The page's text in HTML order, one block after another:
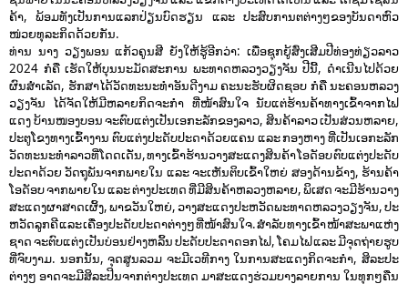
ຄ້າ, ພ້ອມ​ທັງ​ເປັນ​ການ​ແລກ​ປ່ຽນ​ບົດ​ຮຽ​ນ ແລະ ປະ​ສົບ​ການ​ຕຕ່າງໆຂອງ​ບັນ​ດາ​ຫົວ​
ໜ່ວຍ​ທຸ​ລະ​ກິດ​ດ້ວຍ​ກັນ.
ທ່ານ ນາງ ວຽງພອນ ແກ້ວຄູນສີ ຍັງໃຫ້ຮູ້ອີກວ່າ: ເພື່ອຊຸກຍູ້ສົ່ງເສີມປີທ່ອງທ່ຽວລາວ
2024 ກໍຄື ເຮັດໃຫ້ບຸນນະມັດສະການ ພະທາດຫລວງວຽງຈັນ ປີນີ້, ດຳເນີນໄປດ້ວຍ
ຜົນສຳເລັດ, ຮັກສາໄດ້ວັດທະນະທຳອັນດີງາມ ຄະ​ນະ​ຮັບ​ຜິດ​ຊອບ ກໍຄື ນະ​ຄອນ​ຫລວງ
ວຽງ​ຈັນ ​ໄດ້​ຈັດໃຫ້ມີ​ຫລາຍ​ກິດ​ຈະ​ກຳ ທີ່​​ໜ້າ​ສົນ​ໃຈ​ ນັບ​ແຕ່​ຮ້ານ​ຄ້າ​ທາງເຂົ້າ​​ຈາກ​ໄຟ​
ແດງ ບ້ານໜອງບອນ ຈະຕົບ​ແຕ່ງ​ເປັນ​ເອ​ກະ​ລັກ​ຂອງ​ລາວ, ສິນ​ຄ້າ​ລາວ ເປັນ​ສ່ວນ​ຫລາຍ,
ປະ​ຕູ​ໂຂງທາງ​ເຂົ້າງານ ຕົບ​ແຕ່ງ​ປະ​ດັບ​ປະດາ​ດ້ວຍ​ແຄນ ແລະ ກອງ​ຫາງ ທີ່​ເປັນ​ເອ​ກະ​ລັກ​
ວັດ​ທະ​ນະ​ທຳລາວທີ່​ໂດດ​ເດັ່ນ, ທາງ​ເຂົ້າຮ້ານວາງ​ສະ​ແດງ​ສິນ​ຄ້າ ໂອດັອບ ຕົບ​ແຕ່ງ​ປະ​ດັບ​
ປະ​ດາ​ດ້ວຍ ວັດ​ຖຸ​ພັນ​ຈາກພາຍ​ໃນ ແລະ ຈະ​ເຫັນ​ຕິບ​ເຂົ້າ​ໃຫຍ່ ສອງ​ດ້ານ​ຂ້າງ, ຮ້ານ​ຄ້າ​
ໂອດັອບ ​ຈາກ​ພາຍ​ໃນ ແລະ ຕ່າງ​ປະ​ເທດ ທີ່​ມີສິນ​ຄ້າ​ຫລວງ​ຫລາຍ, ພິ​ເສດ ຈະມີຮ້ານວາງ
ສະແດງຜາ​ສາດ​ເຜິ້ງ, ພາ​ຂວັນ​ໃຫຍ່, ວາງສະແດງປະຫວັດ​ພະ​ທາດ​ຫລວງວຽງ​ຈັນ, ປະ​
ຫວັດ​ລູກ​ຄີ ແລະ ເຄື່ອງ​ປະ​ດັບປະ​ດາຕ່າງໆ ທີ່​ໜ້າ​ສົນ​ໃຈ. ສຳລັບ ທາງ​ເຂົ້າ ໜ້າ​ສະ​ພາ​ແຫ່ງ​
ຊາດ ​ຈະ​ຕົບ​ແຕ່ງ ເປັນ​ບ່ອນ​ຢ່າງ​ຫລິ້ນ ປະ​ດັບ​ປະ​ດາ​ດອກ​ໄຟ, ໂຄມ​ໄຟ ແລະ ມີ​ຈຸດ​ຖ່າຍ​ຮູບ
ທີ່​ຈົບ​ງາມ. ນອກນັ້ນ, ຈຸດ​ສູນ​ລວມ ຈະມີ​ເວ​ທີ​ກາງ ໃນ​ການ​ສະ​ແດງ​ກິດ​ຈະ​ກຳ, ສິ​ລະ​ປະ
ຕ່າງໆ ອາດ​ຈະ​ມີ​ສິລະ​ປິນ​ຈາກ​ຕ່າງ​ປະ​ເທດ ມາ​ສະ​ແດງ​ຮ່ວມ​ບາງ​ລາຍ​ການ ໃນ​ທຸກໆຄືນ​